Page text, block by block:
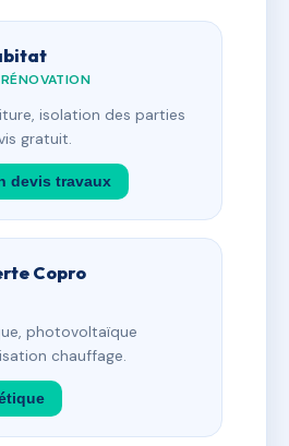
isolation des parties
gratuit.
devis travaux
Copro
photovoltaïque
chauffage.